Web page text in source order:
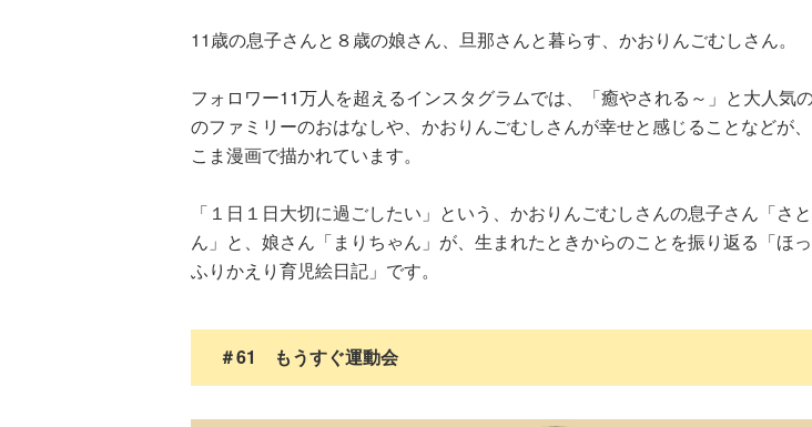
11歳の息子さんと８歳の娘さん、旦那さんと暮らす、かおりんごむしさん。
フォロワー11万人を超えるインスタグラムでは、「癒やされる～」と大人気
のファミリーのおはなしや、かおりんごむしさんが幸せと感じることなどが
こま漫画で描かれています。
「１日１日大切に過ごしたい」という、かおりんごむしさんの息子さん「さと
ん」と、娘さん「まりちゃん」が、生まれたときからのことを振り返る「ほ
ふりかえり育児絵日記」です。
＃61 もうすぐ運動会